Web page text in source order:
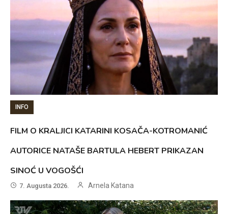
INFO
FILM O KRALJICI KATARINI KOSAČA-KOTROMANIĆ
AUTORICE NATAŠE BARTULA HEBERT PRIKAZAN
SINOĆ U VOGOŠĆI
7. Augusta 2026. Arnela Katana